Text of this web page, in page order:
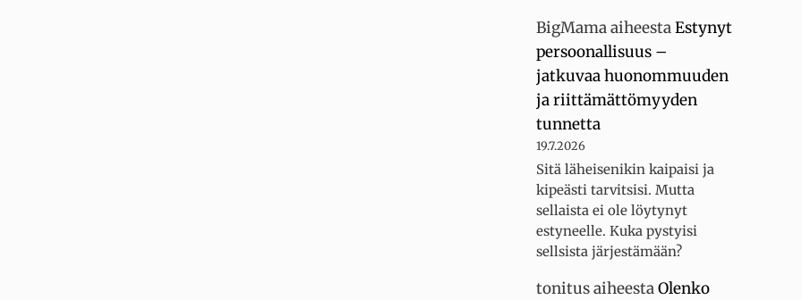
BigMamaaiheestaEstynyt
persoonallisuus –
jatkuvaa huonommuuden
ja riittämättömyyden
tunnetta
19.7.2026
Sitä läheisenikin kaipaisi ja
kipeästi tarvitsisi. Mutta
sellaista ei ole löytynyt
estyneelle. Kuka pystyisi
sellsista järjestämään?
tonitusaiheestaOlenko